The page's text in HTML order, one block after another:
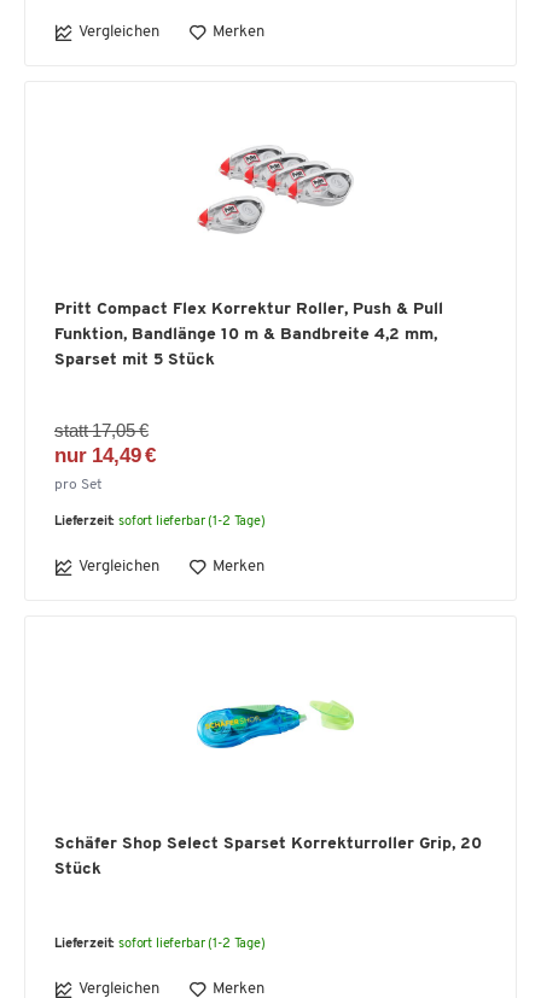
Vergleichen Merken
Pritt Compact Flex Korrektur Roller, Push & Pull
Funktion, Bandlänge 10 m & Bandbreite 4,2 mm,
Sparset mit 5 Stück
statt 17,05 €
nur 14,49 €
pro Set
Lieferzeit: sofort lieferbar (1-2 Tage)
Vergleichen Merken
Schäfer Shop Select Sparset Korrekturroller Grip, 20
Stück
Lieferzeit: sofort lieferbar (1-2 Tage)
Vergleichen Merken